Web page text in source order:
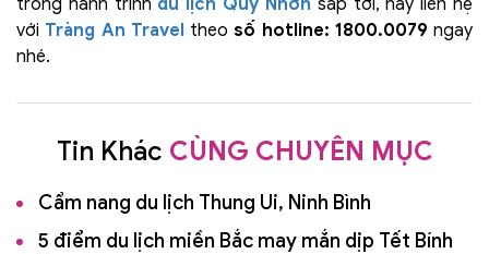
với Tràng An Travel theosố hotline: 1800.0079 ngay
nhé.
Tin Khác CÙNG CHUYÊN MỤC
Cẩm nang du lịch Thung Ui, Ninh Bình
5 điểm du lịch miền Bắc may mắn dịp Tết Bính